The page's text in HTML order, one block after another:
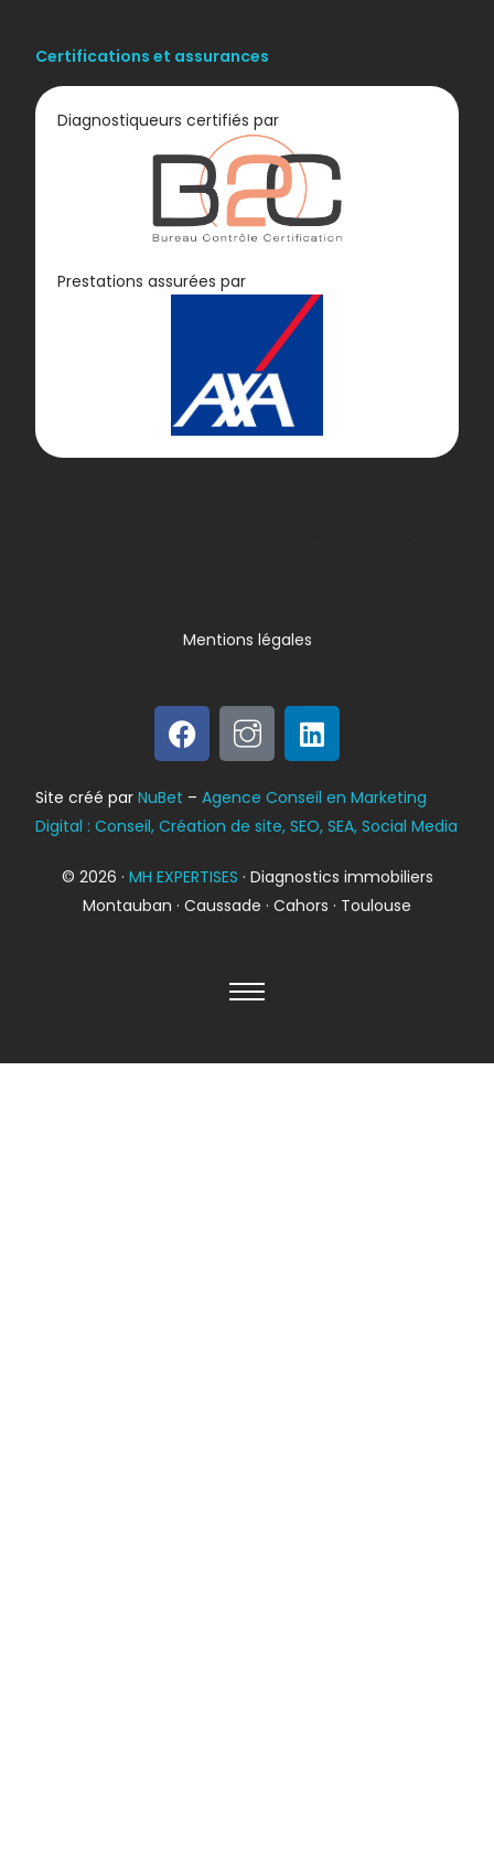
Diagnostic
Bilan énergétique
DPE
Certifications et assurances
Diagnostiqueurs certifiés par
Prestations assurées par
© 2026 · MH EXPERTISES · Diagnostics immobiliers
Montauban · Caussade · Cahors · Toulouse
Site créé parNuBet –Agence Conseil en Marketing
Digital : Conseil, Création de site, SEO, SEA, Social Media
Mentions légales